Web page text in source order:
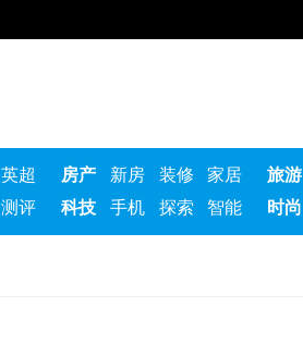
英超 房产 新房 装修 家居 旅游
测评 科技 手机 探索 智能 时尚